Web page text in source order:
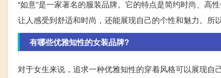
“如意”是一家著名的服装品牌。它的特点是简约时尚、
让人感受到舒适和时尚，还能展现自己的个性和魅力。
有哪些优雅知性的女装品牌?
对于女生来说，追求一种优雅知性的穿着风格可以展现